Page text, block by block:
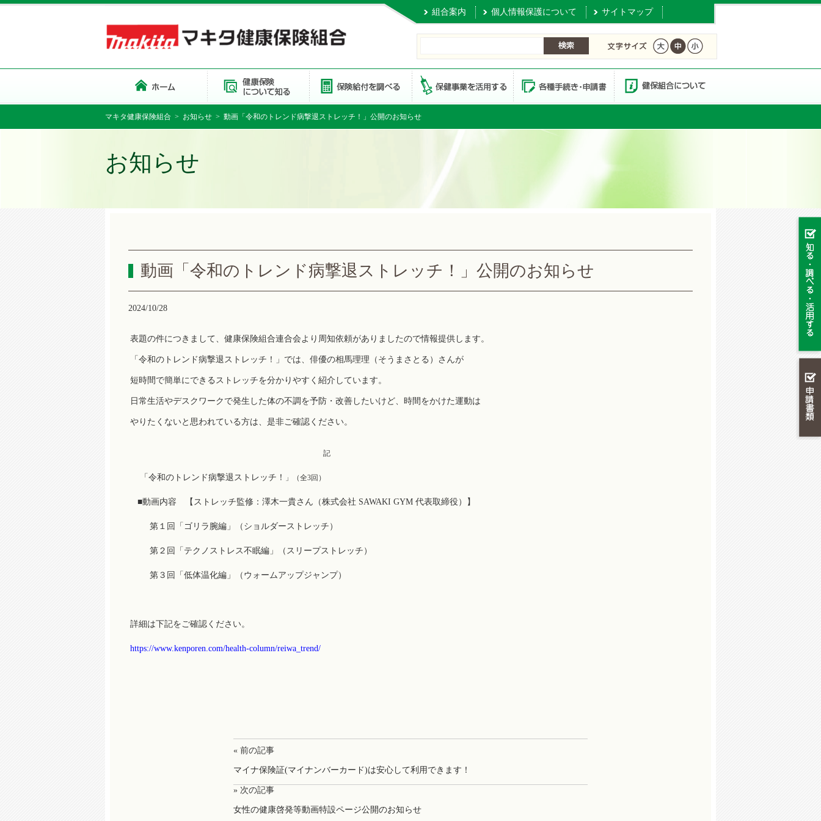
組合案内 個人情報保護について サイトマップ
マキタ健康保険組合 > お知らせ > 動画「令和のトレンド病撃退ストレッチ！」公開のお知らせ
お知らせ
動画「令和のトレンド病撃退ストレッチ！」公開のお知らせ
2024/10/28
表題の件につきまして、健康保険組合連合会より周知依頼がありましたので情報提供します。
「令和のトレンド病撃退ストレッチ！」では、俳優の相馬理理（そうまさとる）さんが
短時間で簡単にできるストレッチを分かりやすく紹介しています。
日常生活やデスクワークで発生した体の不調を予防・改善したいけど、時間をかけた運動は
やりたくないと思われている方は、是非ご確認ください。
記
「令和のトレンド病撃退ストレッチ！ 」（全3回）
■動画内容 【ストレッチ監修：澤木一貴さん（株式会社 SAWAKI GYM 代表取締役）】
第１回「ゴリラ腕編」（ショルダーストレッチ）
第２回「テクノストレス不眠編」（スリープストレッチ）
第３回「低体温化編」（ウォームアップジャンプ）
詳細は下記をご確認ください。
https://www.kenporen.com/health-column/reiwa_trend/
« 前の記事
マイナ保険証(マイナンバーカード)は安心して利用できます！
» 次の記事
女性の健康啓発等動画特設ページ公開のお知らせ